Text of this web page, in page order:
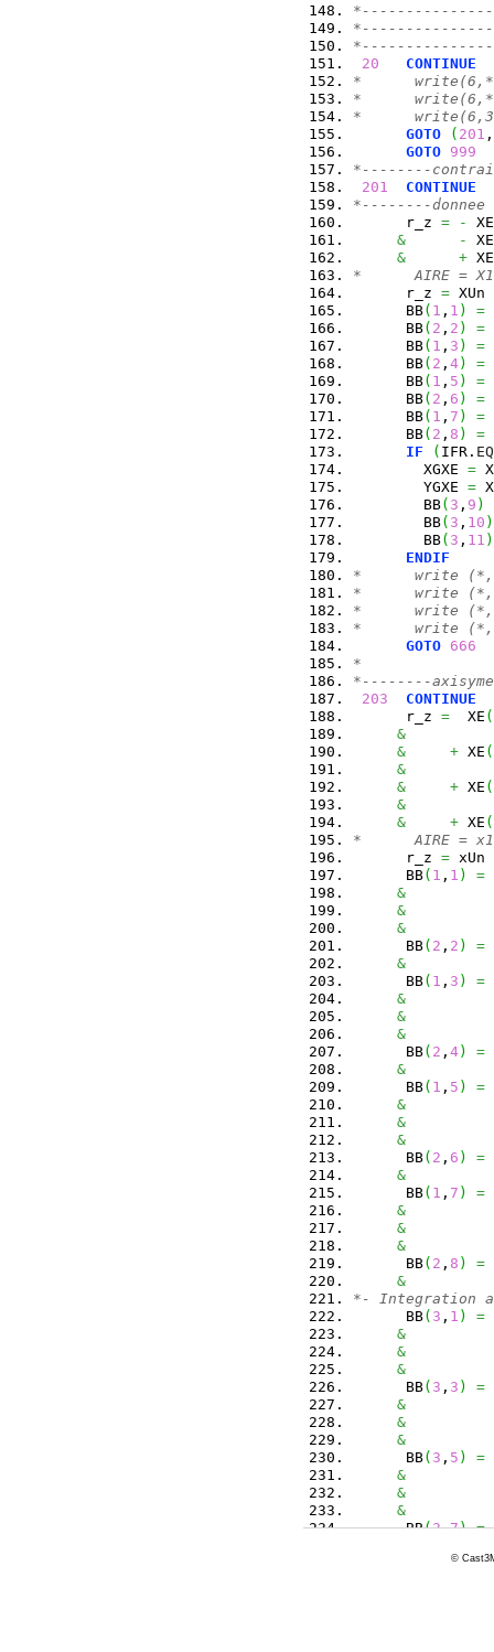
20
CONTINUE
*      write(6,*)
*
*
GOTO
( 201 ,
GOTO 999
*--------
201
CONTINUE
*--------donnee
      r_z
= -
XE
&
-
XE
&
+ XE
*      AIRE =
      r_z
= XUn
      BB
( 1 , 1 ) =
      BB
( 2 , 2 ) =
      BB
( 1 , 3 ) =
      BB
( 2 , 4) =
      BB
( 1 , 5 ) =
      BB
( 2 , 6 ) =
      BB
( 1 , 7 ) =
      BB
( 2 , 8 ) =
IF
( IFR. EQ
        XGXE
=
        YGXE
=
        BB
( 3 , 9 )
        BB
( 3 , 10 )
        BB
( 3 , 11 )
ENDIF
*      write
*      write
*      write
*      write
GOTO 666
*
*--------
203
CONTINUE
      r_z
=
  XE
(
&
&
+ XE (
&
&
+ XE (
&
&
+ XE (
*      AIRE =
      r_z
= xUn
      BB
( 1 , 1 )
=
&
&
&
      BB
( 2 , 2 )
=
&
      BB
( 1 , 3 )
=
&
&
&
      BB
( 2 , 4)
=
&
      BB
( 1 , 5 )
=
&
&
&
      BB
( 2 , 6 )
=
&
      BB
( 1 , 7 )
=
&
&
&
      BB
( 2 , 8 )
=
&
*- Integration
      BB
( 3 , 1 )
=
&
&
&
      BB
( 3 , 3 )
=
&
&
&
      BB
( 3 , 5 )
=
&
&
&
      BB
(3,7) =
©